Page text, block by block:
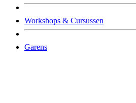
Workshops & Cursussen
Garens